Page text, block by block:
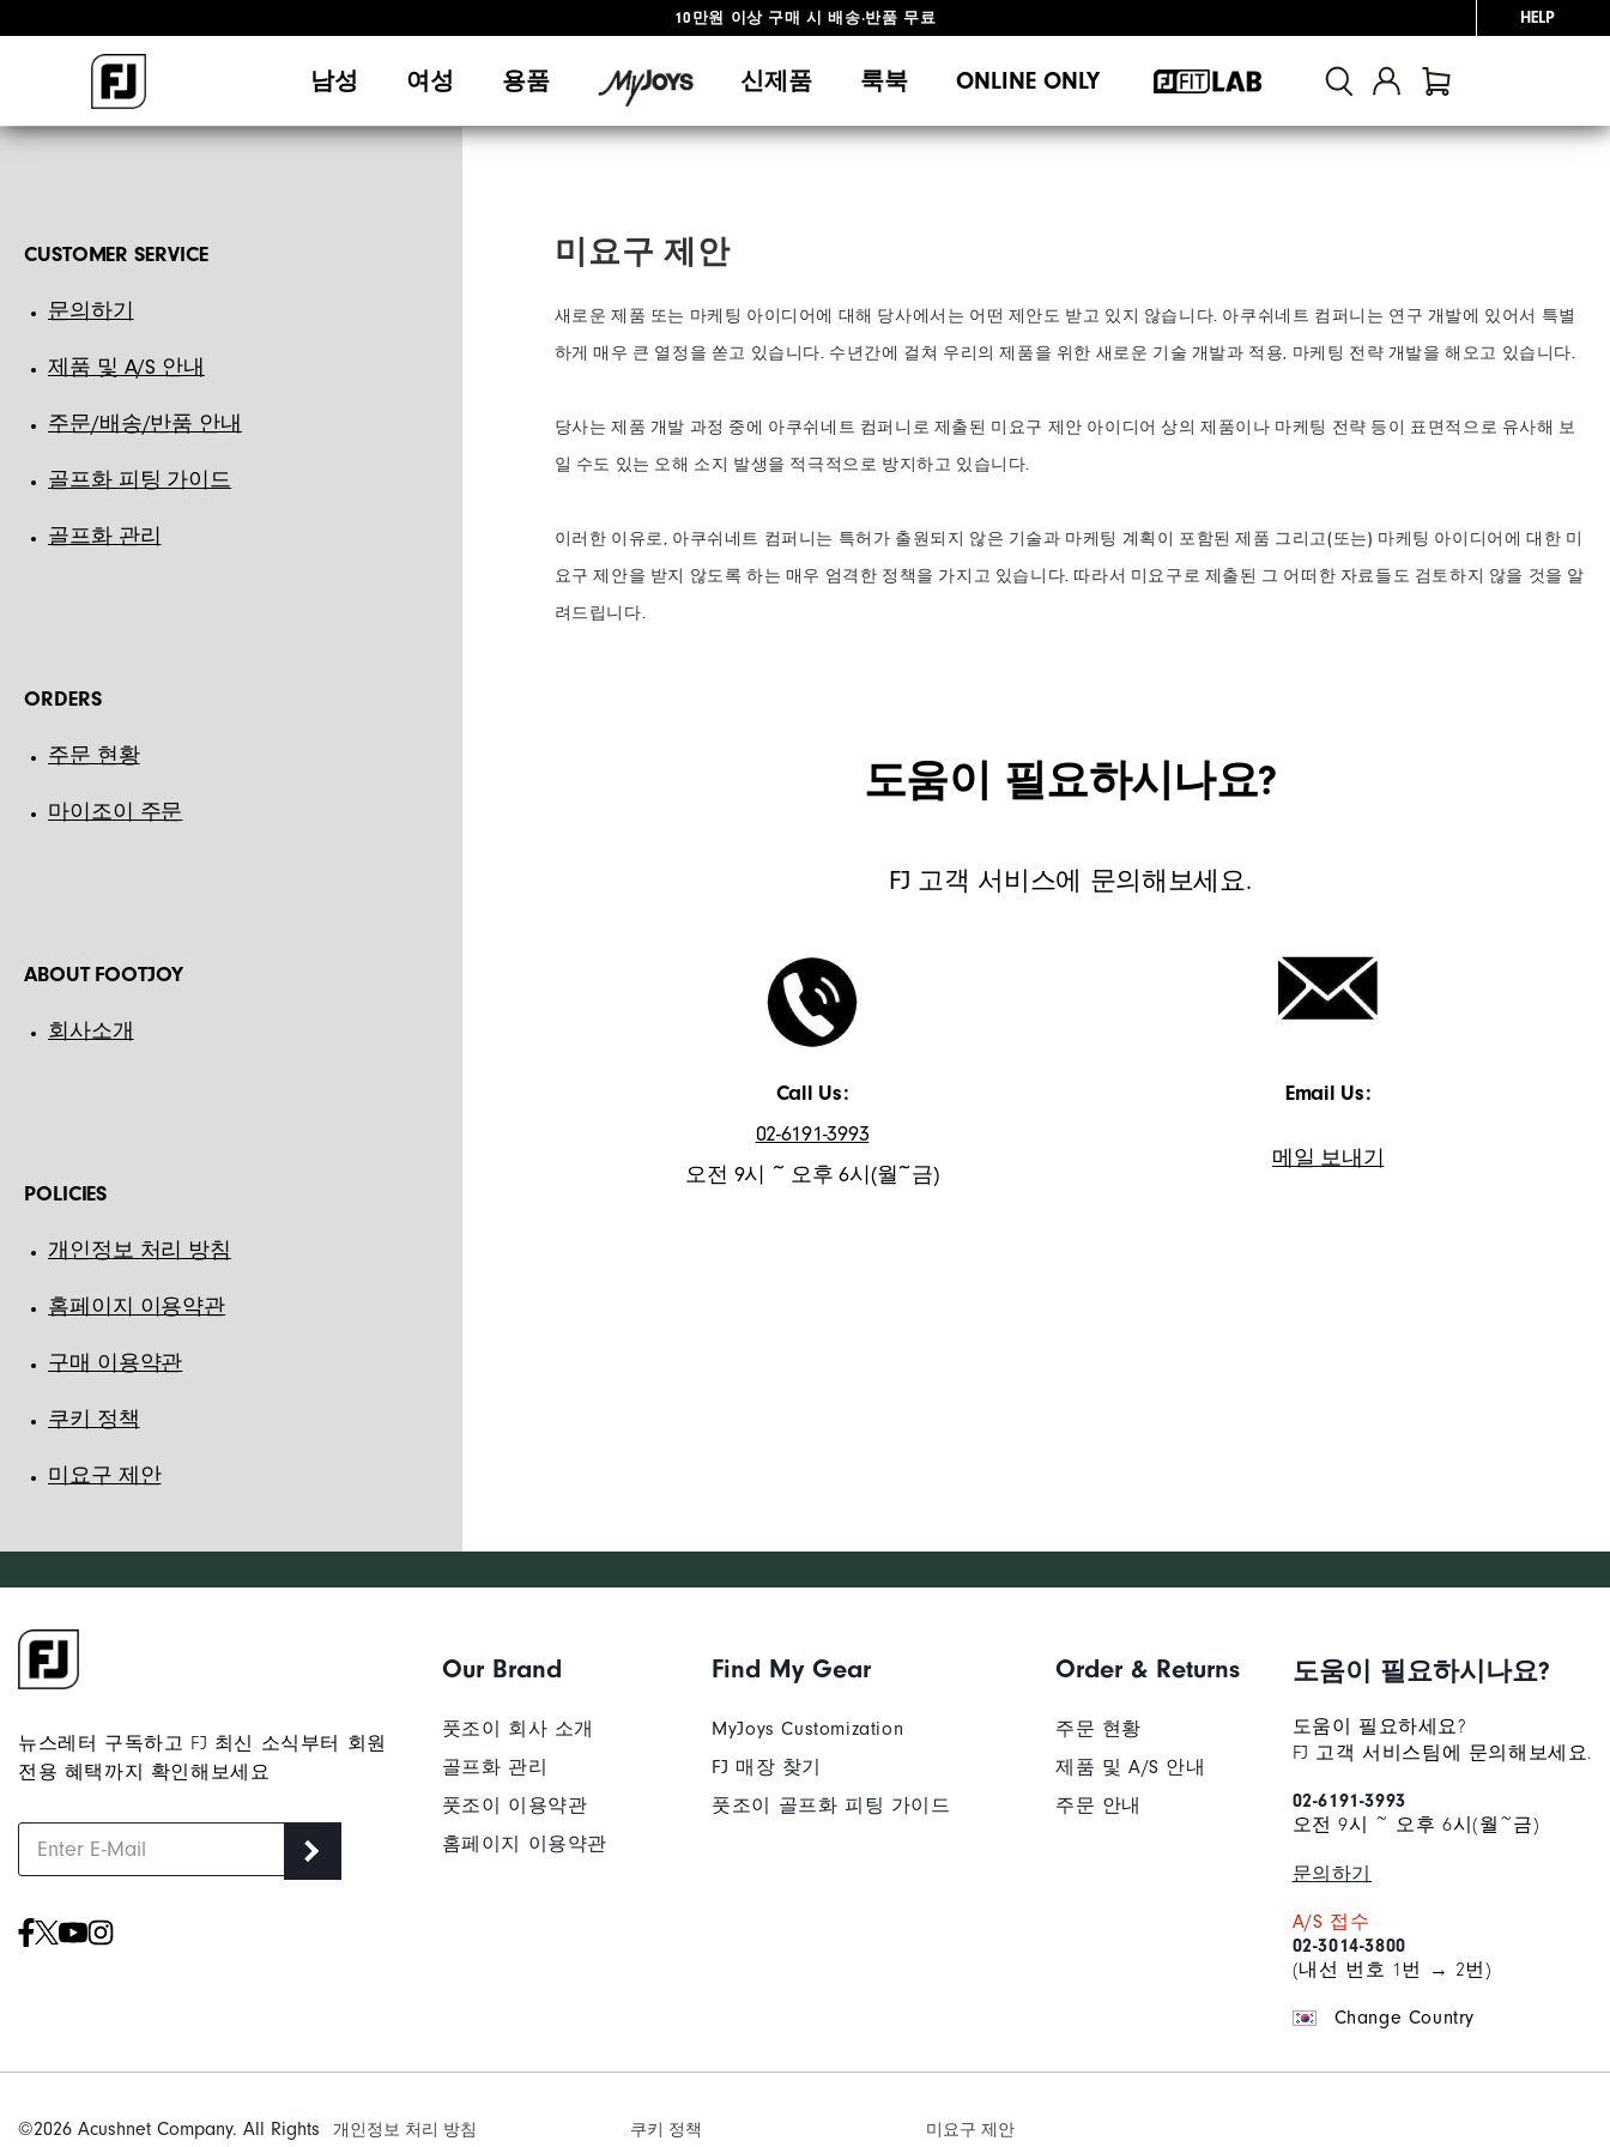
10만원 이상 구매 시 배송·반품 무료 HELP
남성 여성 용품 신제품 룩북 ONLINE ONLY
CUSTOMER SERVICE
문의하기
제품 및 A/S 안내
주문/배송/반품 안내
골프화 피팅 가이드
골프화 관리
ORDERS
주문 현황
마이조이 주문
ABOUT FOOTJOY
회사소개
POLICIES
개인정보 처리 방침
홈페이지 이용약관
구매 이용약관
쿠키 정책
미요구 제안
미요구 제안
새로운 제품 또는 마케팅 아이디어에 대해 당사에서는 어떤 제안도 받고 있지 않습니다. 아쿠쉬네트 컴퍼니는 연구 개발에 있어서 특별
하게 매우 큰 열정을 쏟고 있습니다. 수년간에 걸쳐 우리의 제품을 위한 새로운 기술 개발과 적용, 마케팅 전략 개발을 해오고 있습니다.
당사는 제품 개발 과정 중에 아쿠쉬네트 컴퍼니로 제출된 미요구 제안 아이디어 상의 제품이나 마케팅 전략 등이 표면적으로 유사해 보
일 수도 있는 오해 소지 발생을 적극적으로 방지하고 있습니다.
이러한 이유로, 아쿠쉬네트 컴퍼니는 특허가 출원되지 않은 기술과 마케팅 계획이 포함된 제품 그리고(또는) 마케팅 아이디어에 대한 미
요구 제안을 받지 않도록 하는 매우 엄격한 정책을 가지고 있습니다. 따라서 미요구로 제출된 그 어떠한 자료들도 검토하지 않을 것을 알
려드립니다.
도움이 필요하시나요?
FJ 고객 서비스에 문의해보세요.
Call Us:
02-6191-3993
오전 9시 ~ 오후 6시(월~금)
Email Us:
메일 보내기
뉴스레터 구독하고 FJ 최신 소식부터 회원
전용 혜택까지 확인해보세요
Our Brand
풋조이 회사 소개
골프화 관리
풋조이 이용약관
홈페이지 이용약관
Find My Gear
MyJoys Customization
FJ 매장 찾기
풋조이 골프화 피팅 가이드
Order & Returns
주문 현황
제품 및 A/S 안내
주문 안내
도움이 필요하시나요?
도움이 필요하세요?
FJ 고객 서비스팀에 문의해보세요.
02-6191-3993
오전 9시 ~ 오후 6시(월~금)
문의하기
A/S 접수
02-3014-3800
(내선 번호 1번 → 2번)
Change Country
©2026 Acushnet Company. All Rights 개인정보 처리 방침 쿠키 정책 미요구 제안